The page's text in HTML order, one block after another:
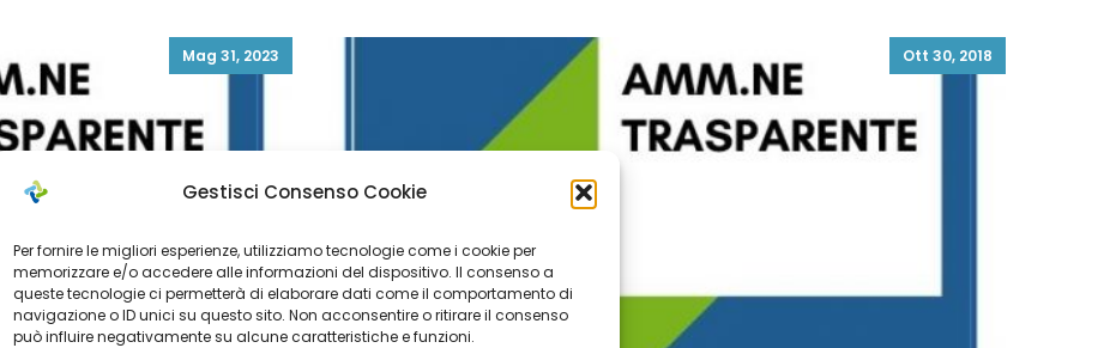
Gestisci Consenso Cookie
Per fornire le migliori esperienze, utilizziamo tecnologie come i cookie per
memorizzare e/o accedere alle informazioni del dispositivo. Il consenso a
queste tecnologie ci permetterà di elaborare dati come il comportamento di
navigazione o ID unici su questo sito. Non acconsentire o ritirare il consenso
può influire negativamente su alcune caratteristiche e funzioni.
Mag 31, 2023 Ott 30, 2018